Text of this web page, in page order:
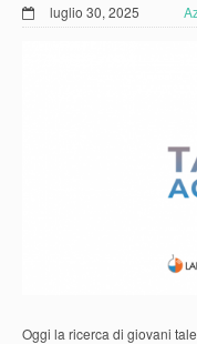
luglio 30, 2025
Oggi la ricerca di giovani